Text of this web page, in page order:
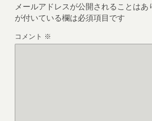
メールアドレスが公開されることはあ
が付いている欄は必須項目です
コメント ※